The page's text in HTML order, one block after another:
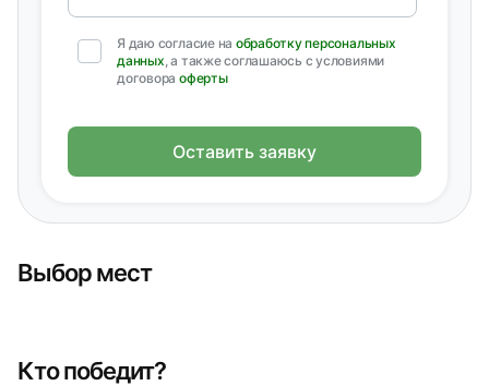
Выбор мест
Я даю согласие на обработку персональных
данных, а также соглашаюсь с условиями
договора оферты
Оставить заявку
Кто победит?